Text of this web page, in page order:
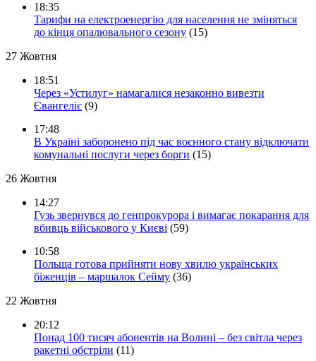
18:35
Тарифи на електроенергію для населення не зміняться
до кінця опалювального сезону (15)
27 Жовтня
18:51
Через «Устилуг» намагалися незаконно вивезти
Євангеліє (9)
17:48
В Україні заборонено під час воєнного стану відключати
комунальні послуги через борги (15)
26 Жовтня
14:27
Гузь звернувся до генпрокурора і вимагає покарання для
вбивць військового у Києві (59)
10:58
Польща готова прийняти нову хвилю українських
біженців – маршалок Сейму (36)
22 Жовтня
20:12
Понад 100 тисяч абонентів на Волині – без світла через
ракетні обстріли (11)